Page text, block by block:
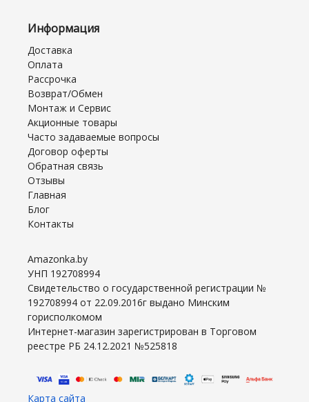
Информация
Доставка
Оплата
Рассрочка
Возврат/Обмен
Монтаж и Сервис
Акционные товары
Часто задаваемые вопросы
Договор оферты
Обратная связь
Отзывы
Главная
Блог
Контакты
Amazonka.by
УНП 192708994
Свидетельство о государственной регистрации №
192708994 от 22.09.2016г выдано Минским
горисполкомом
Интернет-магазин зарегистрирован в Торговом
реестре РБ 24.12.2021 №525818
Карта сайта